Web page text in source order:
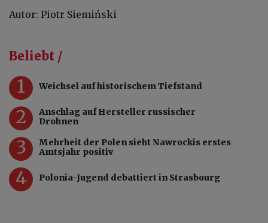
Autor: Piotr Siemiński
Beliebt /
1 Weichsel auf historischem Tiefstand
2
Anschlag auf Hersteller russischer
Drohnen
3
Mehrheit der Polen sieht Nawrockis erstes
Amtsjahr positiv
4 Polonia-Jugend debattiert in Strasbourg